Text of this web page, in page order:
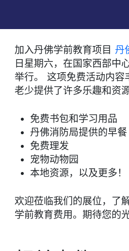
加入丹佛学前教育项目 丹
日星期六，在国家西部中
举行。 这项免费活动内容
老少提供了许多乐趣和资源
免费书包和学习用品
丹佛消防局提供的早餐
免费理发
宠物动物园
本地资源，以及更多！
欢迎莅临我们的展位，了
学前教育费用。期待您的光